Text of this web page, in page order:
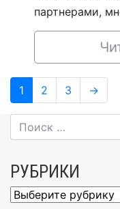
партнерами,
Навигация
по
записям
Page
1 Page
2 Page
3 →
РУБРИКИ
Рубрики